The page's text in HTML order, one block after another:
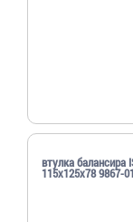
втулка балансира
115x125x78 9867-